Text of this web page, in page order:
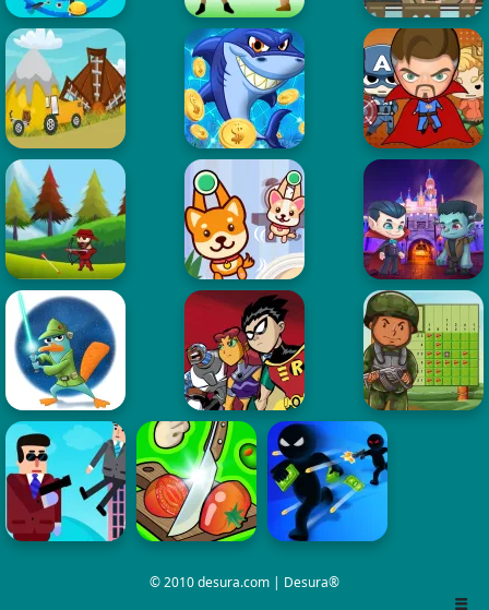
© 2010 desura.com | Desura®